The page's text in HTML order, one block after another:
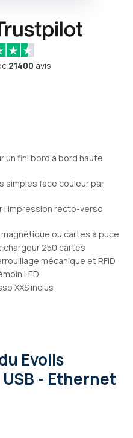
21400 avis
un fini bord à bord haute
simples face couleur par
l'impression recto-verso
ou cartes à puce
chargeur 250 cartes
mécanique et RFID
LED
XXS inclus
Evolis
- Ethernet